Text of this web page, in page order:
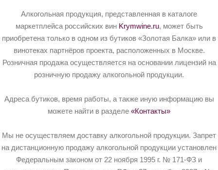
Алкогольная продукция, представленная в каталоге
маркетплейса российских вин Krymwine.ru, может быть
приобретена только в одном из бутиков «Золотая Балка» или в
винотеках партнёров проекта, расположенных в Москве.
Розничная продажа осуществляется на основании лицензий на
розничную продажу алкогольной продукции.
Адреса бутиков, время работы, а также иную информацию вы
можете найти в разделе «Контакты»
Мы не осуществляем доставку алкогольной продукции. Запрет
на дистанционную продажу алкогольной продукции установлен
Федеральным законом от 22 ноября 1995 г. № 171-ФЗ и